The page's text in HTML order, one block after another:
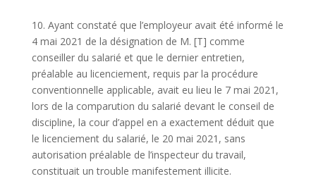
10. Ayant constaté que l’employeur avait été informé le
4 mai 2021 de la désignation de M. [T] comme
conseiller du salarié et que le dernier entretien,
préalable au licenciement, requis par la procédure
conventionnelle applicable, avait eu lieu le 7 mai 2021,
lors de la comparution du salarié devant le conseil de
discipline, la cour d’appel en a exactement déduit que
le licenciement du salarié, le 20 mai 2021, sans
autorisation préalable de l’inspecteur du travail,
constituait un trouble manifestement illicite.